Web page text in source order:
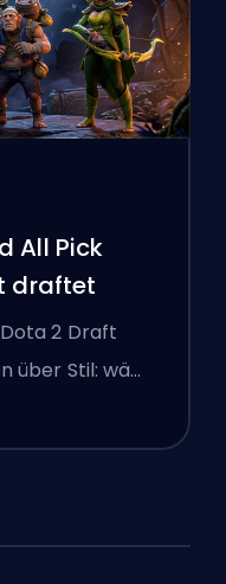
All Pick
draftet
Dota 2 Draft
über Stil: wä…